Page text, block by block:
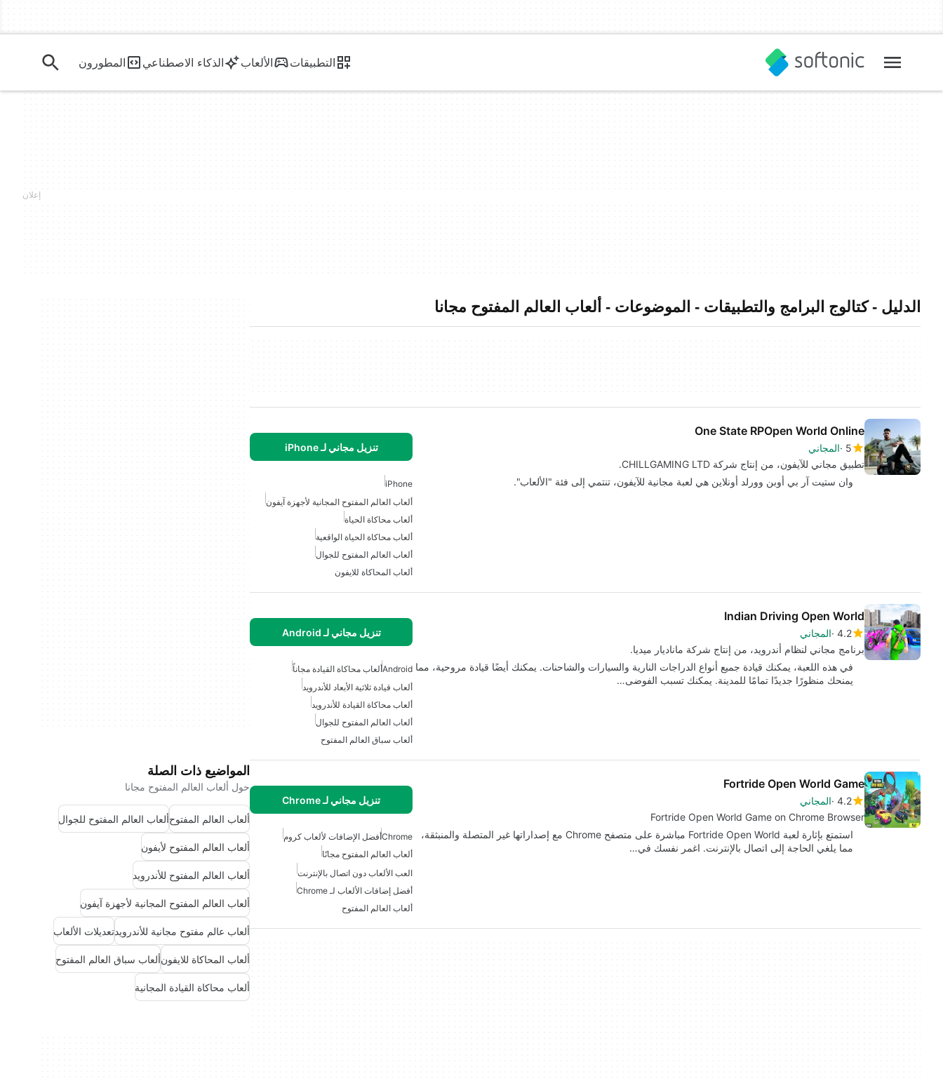
التطبيقات الألعاب الذكاء الاصطناعي المطورون
الدليل - كتالوج البرامج والتطبيقات - الموضوعات - ألعاب العالم المفتوح مجانا
One State RPOpen World Online
5 المجاني
تطبيق مجاني للآيفون، من إنتاج شركة CHILLGAMING LTD.
تنزيل مجاني لـ iPhone
وان ستيت آر بي أوبن وورلد أونلاين هي لعبة مجانية للآيفون، تنتمي إلى فئة "الألعاب".
iPhone
ألعاب العالم المفتوح المجانية لأجهزة آيفون
ألعاب محاكاة الحياة
ألعاب محاكاة الحياة الواقعية
ألعاب العالم المفتوح للجوال
ألعاب المحاكاة للايفون
Indian Driving Open World
4.2 المجاني
برنامج مجاني لنظام أندرويد، من إنتاج شركة ماناديار ميديا.
تنزيل مجاني لـ Android
في هذه اللعبة، يمكنك قيادة جميع أنواع الدراجات النارية والسيارات والشاحنات. يمكنك أيضًا قيادة مروحية، مما
يمنحك منظورًا جديدًا تمامًا للمدينة. يمكنك تسبب الفوضى…
Androidألعاب محاكاة القيادة مجاناً
ألعاب قيادة ثلاثية الأبعاد للأندرويد
ألعاب محاكاة القيادة للأندرويد
ألعاب العالم المفتوح للجوال
ألعاب سباق العالم المفتوح
Fortride Open World Game
4.2 المجاني
Fortride Open World Game on Chrome Browser
تنزيل مجاني لـ Chrome
استمتع بإثارة لعبة Fortride Open World مباشرة على متصفح Chrome مع إصداراتها غير المتصلة والمنبثقة،
مما يلغي الحاجة إلى اتصال بالإنترنت. اغمر نفسك في…
Chromeأفضل الإضافات لألعاب كروم
ألعاب العالم المفتوح مجانًا
العب الألعاب دون اتصال بالإنترنت
أفضل إضافات الألعاب لـ Chrome
ألعاب العالم المفتوح
المواضيع ذات الصلة
حول ألعاب العالم المفتوح مجانا
ألعاب العالم المفتوحألعاب العالم المفتوح للجوال
ألعاب العالم المفتوح لأيفون
ألعاب العالم المفتوح للأندرويد
ألعاب العالم المفتوح المجانية لأجهزة آيفون
ألعاب عالم مفتوح مجانية للأندرويدتعديلات الألعاب
ألعاب المحاكاة للايفونألعاب سباق العالم المفتوح
ألعاب محاكاة القيادة المجانية